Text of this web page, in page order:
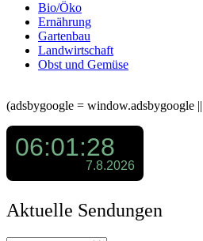
Bio/Öko
Ernährung
Gartenbau
Landwirtschaft
Obst und Gemüse
(adsbygoogle = window.adsbygoogle
Aktuelle Sendungen